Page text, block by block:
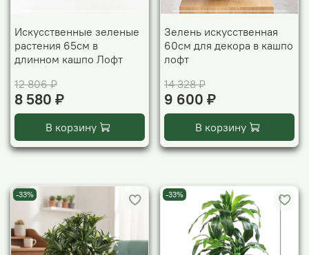
Искусственные зеленые
растения 65см в
длинном кашпо Лофт
12 806 ₽
8 580 ₽
В корзину
Зелень искусственная
60см для декора в кашпо
лофт
14 328 ₽
9 600 ₽
В корзину
-33% -33%